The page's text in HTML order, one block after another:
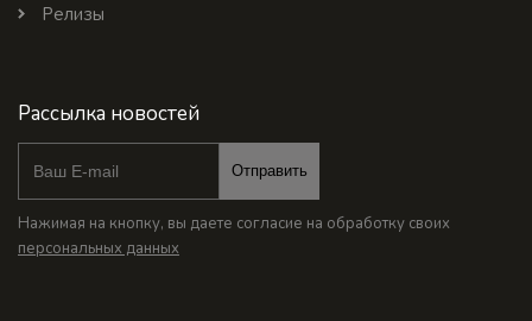
Релизы
Рассылка новостей
Отправить
Нажимая на кнопку, вы даете согласие на обработку своих
персональных данных